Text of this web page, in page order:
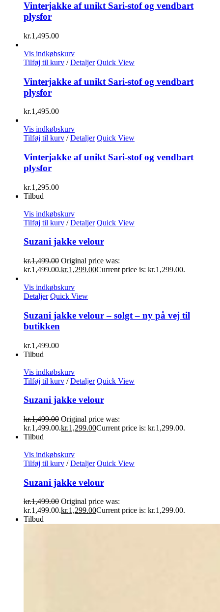
Vinterjakke af unikt Sari-stof og vendbart
plysfor
kr.1,495.00
Vis indkøbskurv
Tilføj til kurv / Detaljer Quick View
Vinterjakke af unikt Sari-stof og vendbart
plysfor
kr.1,495.00
Vis indkøbskurv
Tilføj til kurv / Detaljer Quick View
Vinterjakke af unikt Sari-stof og vendbart
plysfor
kr.1,295.00
Tilbud
Vis indkøbskurv
Tilføj til kurv / Detaljer Quick View
Suzani jakke velour
kr.1,499.00 Original price was:
kr.1,499.00.kr.1,299.00Current price is: kr.1,299.00.
Vis indkøbskurv
Detaljer Quick View
Suzani jakke velour – solgt – ny på vej til
butikken
kr.1,499.00
Tilbud
Vis indkøbskurv
Tilføj til kurv / Detaljer Quick View
Suzani jakke velour
kr.1,499.00 Original price was:
kr.1,499.00.kr.1,299.00Current price is: kr.1,299.00.
Tilbud
Vis indkøbskurv
Tilføj til kurv / Detaljer Quick View
Suzani jakke velour
kr.1,499.00 Original price was:
kr.1,499.00.kr.1,299.00Current price is: kr.1,299.00.
Tilbud